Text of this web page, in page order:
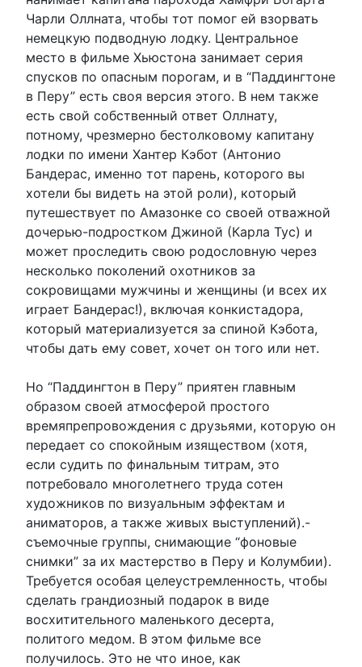
Чарли Оллната, чтобы тот помог ей взорвать
немецкую подводную лодку. Центральное
место в фильме Хьюстона занимает серия
спусков по опасным порогам, и в “Паддингтоне
в Перу” есть своя версия этого. В нем также
есть свой собственный ответ Оллнату,
потному, чрезмерно бестолковому капитану
лодки по имени Хантер Кэбот (Антонио
Бандерас, именно тот парень, которого вы
хотели бы видеть на этой роли), который
путешествует по Амазонке со своей отважной
дочерью-подростком Джиной (Карла Тус) и
может проследить свою родословную через
несколько поколений охотников за
сокровищами мужчины и женщины (и всех их
играет Бандерас!), включая конкистадора,
который материализуется за спиной Кэбота,
чтобы дать ему совет, хочет он того или нет.
Но “Паддингтон в Перу” приятен главным
образом своей атмосферой простого
времяпрепровождения с друзьями, которую он
передает со спокойным изяществом (хотя,
если судить по финальным титрам, это
потребовало многолетнего труда сотен
художников по визуальным эффектам и
аниматоров, а также живых выступлений).-
съемочные группы, снимающие “фоновые
снимки” за их мастерство в Перу и Колумбии).
Требуется особая целеустремленность, чтобы
сделать грандиозный подарок в виде
восхитительного маленького десерта,
политого медом. В этом фильме все
получилось. Это не что иное, как